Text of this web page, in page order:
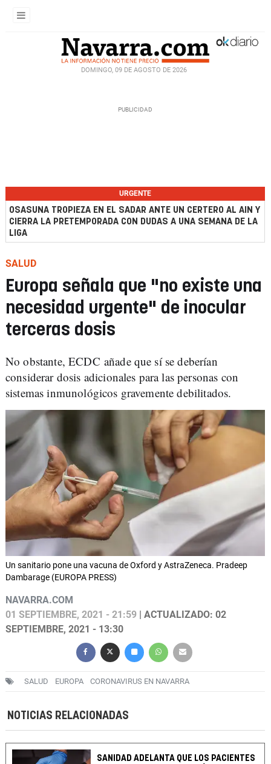
DOMINGO, 09 DE AGOSTO DE 2026
URGENTE
OSASUNA TROPIEZA EN EL SADAR ANTE UN CERTERO AL AIN Y
CIERRA LA PRETEMPORADA CON DUDAS A UNA SEMANA DE LA
LIGA
SALUD
Europa señala que "no existe una
necesidad urgente" de inocular
terceras dosis
No obstante, ECDC añade que sí se deberían
considerar dosis adicionales para las personas con
sistemas inmunológicos gravemente debilitados.
Un sanitario pone una vacuna de Oxford y AstraZeneca. Pradeep
Dambarage (EUROPA PRESS)
NAVARRA.COM
01 SEPTIEMBRE, 2021 - 21:59 | ACTUALIZADO: 02
SEPTIEMBRE, 2021 - 13:30
SALUD EUROPA CORONAVIRUS EN NAVARRA
NOTICIAS RELACIONADAS
SANIDAD ADELANTA QUE LOS PACIENTES